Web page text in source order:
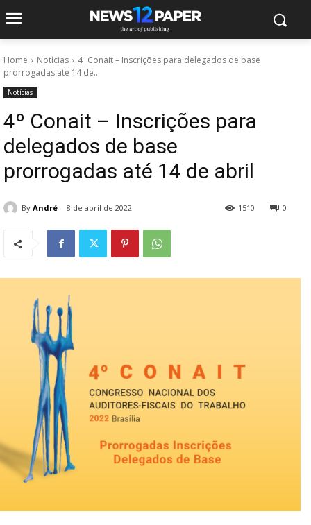
Home Notícias
4º Conait – Inscrições para delegados de base
prorrogadas até 14 de...
Notícias
4º Conait – Inscrições para
delegados de base
prorrogadas até 14 de abril
By André 8 de abril de 2022 0
1510